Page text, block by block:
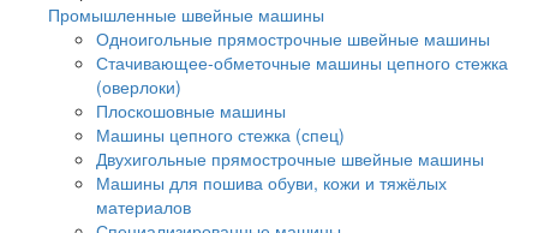
Промышленные швейные машины
Одноигольные прямострочные швейные машины
Стачивающее-обметочные машины цепного стежка
(оверлоки)
Плоскошовные машины
Машины цепного стежка (спец)
Двухигольные прямострочные швейные машины
Машины для пошива обуви, кожи и тяжёлых
материалов